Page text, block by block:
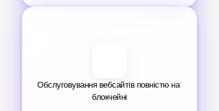
Обслуговування вебсайтів повністю на
блокчейні